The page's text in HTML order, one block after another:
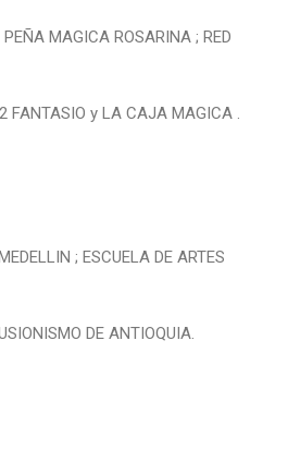
MAGICA ROSARINA ; RED
FANTASIO y LA CAJA MAGICA .
; ESCUELA DE ARTES
DE ANTIOQUIA.